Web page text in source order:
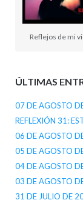
Reflejos de mi
ÚLTIMAS
07 DE AGOSTO
REFLEXIÓN 31:
06 DE AGOSTO
05 DE AGOSTO
04 DE AGOSTO
03 DE AGOSTO
31 DE JULIO DE